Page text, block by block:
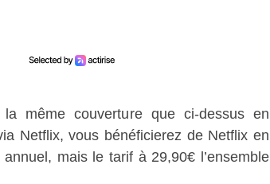
même couverture que ci-dessus en
Netflix, vous bénéficierez de Netflix en
mais le tarif à 29,90€ l’ensemble